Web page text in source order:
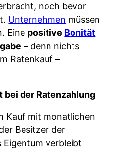
noch bevor
Unternehmen müssen
Eine positive Bonität
– denn nichts
Ratenkauf –
bei der Ratenzahlung
Kauf mit monatlichen
Besitzer der
Eigentum verbleibt